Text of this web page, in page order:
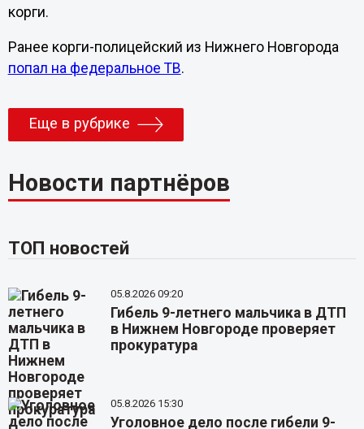
корги.
Ранее корги-полицейский из Нижнего Новгорода
попал на федеральное ТВ.
Еще в рубрике
Новости партнёров
ТОП новостей
05.8.2026 09:20
Гибель 9-летнего мальчика в ДТП
в Нижнем Новгороде проверяет
прокуратура
05.8.2026 15:30
Уголовное дело после гибели 9-